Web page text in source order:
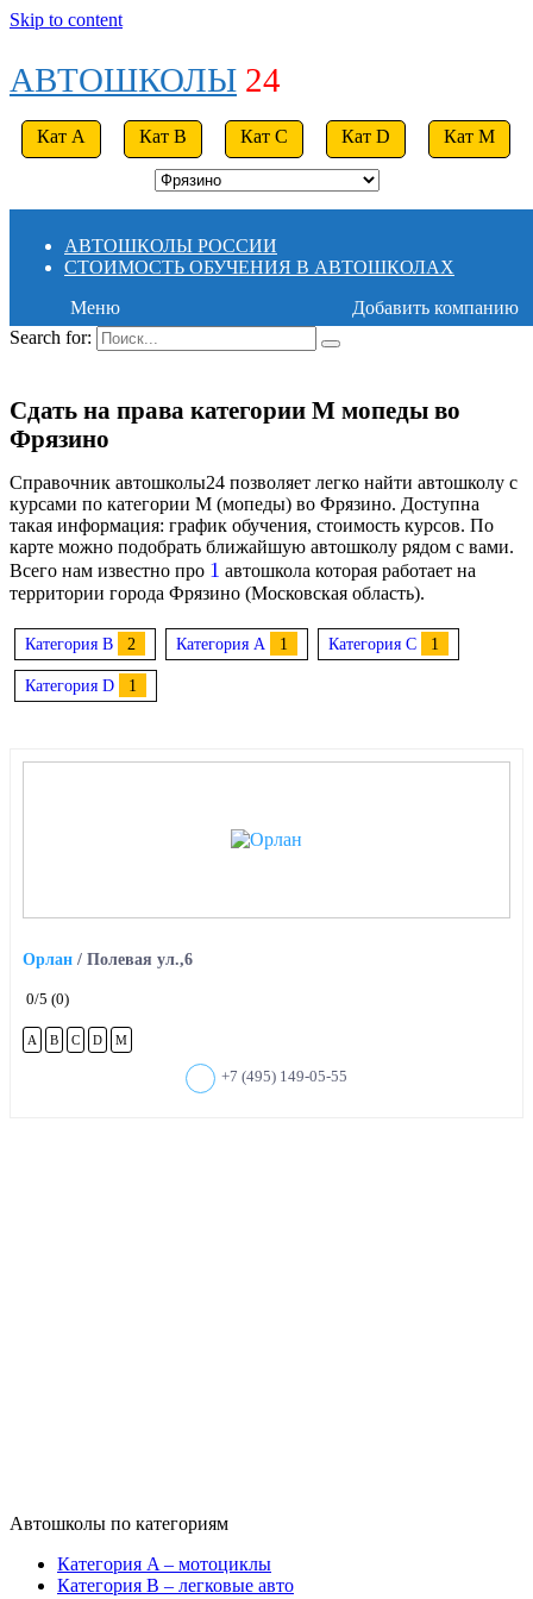
Skip to content
АВТОШКОЛЫ 24
Кат A Кат B Кат C Кат D Кат M
АВТОШКОЛЫ РОССИИ
СТОИМОСТЬ ОБУЧЕНИЯ В АВТОШКОЛАХ
Меню
Добавить компанию
Search for:
Сдать на права категории M мопеды во
Фрязино
Справочник автошколы24 позволяет легко найти автошколу с
курсами по категории M (мопеды) во Фрязино. Доступна
такая информация: график обучения, стоимость курсов. По
карте можно подобрать ближайшую автошколу рядом с вами.
Всего нам известно про 1 автошкола которая работает на
территории города Фрязино (Московская область).
Категория B 2 Категория A 1 Категория C 1
Категория D 1
Орлан / Полевая ул.,6
0/5 (0)
A B C D M
+7 (495) 149-05-55
Автошколы по категориям
Категория A – мотоциклы
Категория B – легковые авто